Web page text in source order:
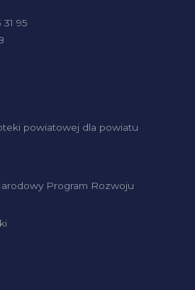
31 95
powiatowej dla powiatu
Program Rozwoju